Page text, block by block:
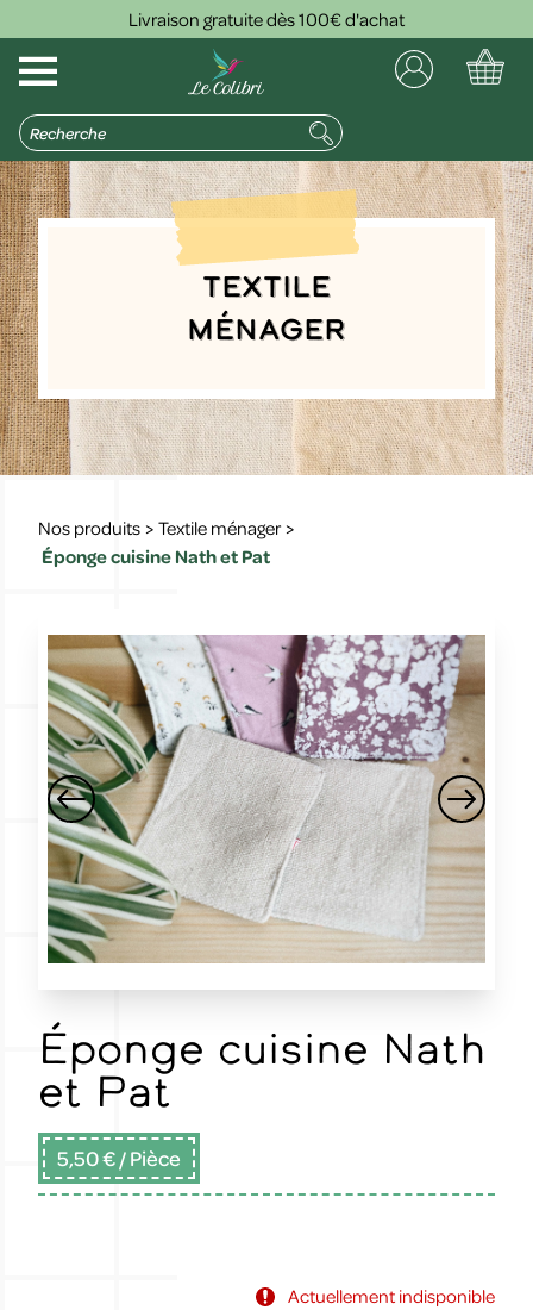
Livraison gratuite dès 100€ d'achat
Textile
ménager
Nos produits > Textile ménager >
Éponge cuisine Nath et Pat
Éponge cuisine Nath
et Pat
5,50 €/ Pièce
Actuellement indisponible